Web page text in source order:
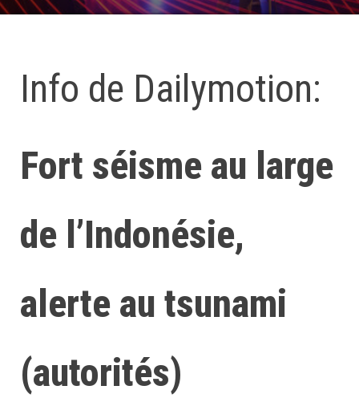
Info de Dailymotion:
Fort séisme au large
de l’Indonésie,
alerte au tsunami
(autorités)